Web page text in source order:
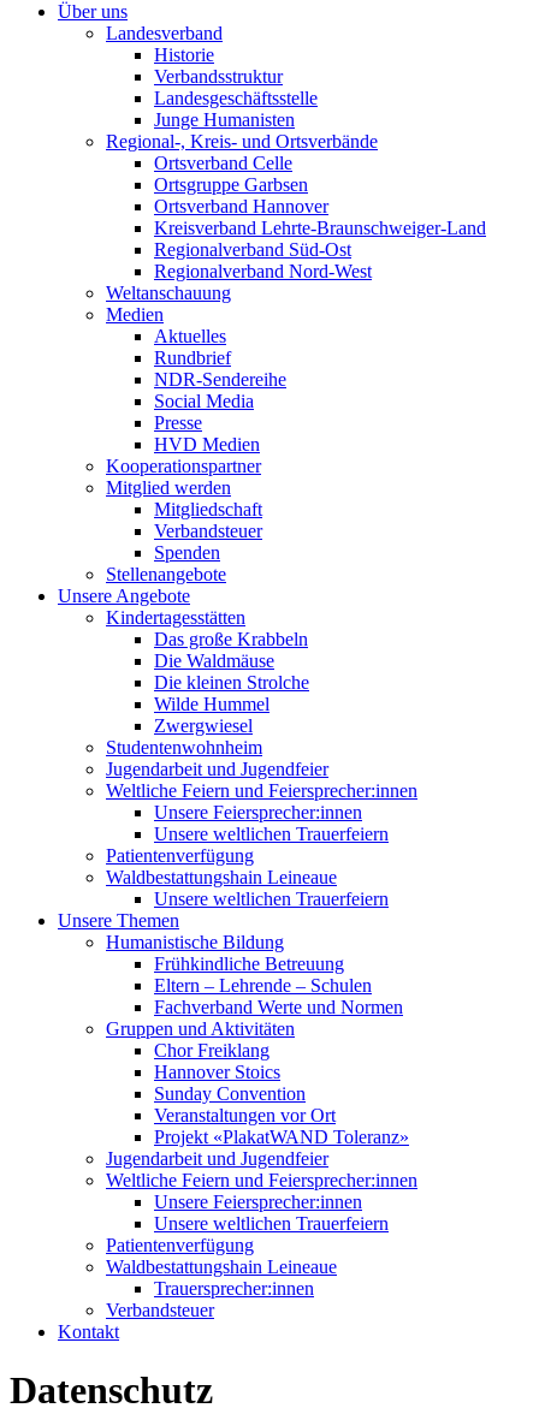
Über uns
Landesverband
Historie
Verbandsstruktur
Landesgeschäftsstelle
Junge Humanisten
Regional-, Kreis- und Ortsverbände
Ortsverband Celle
Ortsgruppe Garbsen
Ortsverband Hannover
Kreisverband Lehrte-Braunschweiger-Land
Regionalverband Süd-Ost
Regionalverband Nord-West
Weltanschauung
Medien
Aktuelles
Rundbrief
NDR-Sendereihe
Social Media
Presse
HVD Medien
Kooperationspartner
Mitglied werden
Mitgliedschaft
Verbandsteuer
Spenden
Stellenangebote
Unsere Angebote
Kindertagesstätten
Das große Krabbeln
Die Waldmäuse
Die kleinen Strolche
Wilde Hummel
Zwergwiesel
Studentenwohnheim
Jugendarbeit und Jugendfeier
Weltliche Feiern und Feiersprecher:innen
Unsere Feiersprecher:innen
Unsere weltlichen Trauerfeiern
Patientenverfügung
Waldbestattungshain Leineaue
Unsere weltlichen Trauerfeiern
Unsere Themen
Humanistische Bildung
Frühkindliche Betreuung
Eltern – Lehrende – Schulen
Fachverband Werte und Normen
Gruppen und Aktivitäten
Chor Freiklang
Hannover Stoics
Sunday Convention
Veranstaltungen vor Ort
Projekt «PlakatWAND Toleranz»
Jugendarbeit und Jugendfeier
Weltliche Feiern und Feiersprecher:innen
Unsere Feiersprecher:innen
Unsere weltlichen Trauerfeiern
Patientenverfügung
Waldbestattungshain Leineaue
Trauersprecher:innen
Verbandsteuer
Kontakt
Datenschutz